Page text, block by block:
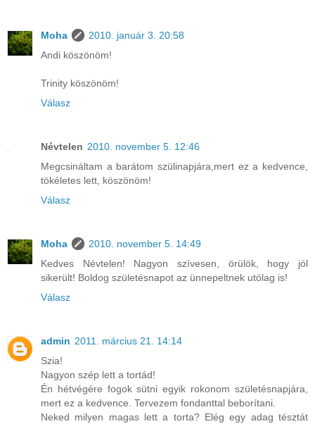
Moha
2010. január 3. 20:58
Andi köszönöm!
Trinity köszönöm!
Válasz
Névtelen 2010. november 5. 12:46
Megcsináltam a barátom szülinapjára,mert ez a kedvence,
tökéletes lett, köszönöm!
Válasz
Moha
2010. november 5. 14:49
Kedves Névtelen! Nagyon szívesen, örülök, hogy jól
sikerült! Boldog születésnapot az ünnepeltnek utólag is!
Válasz
admin 2011. március 21. 14:14
Szia!
Nagyon szép lett a tortád!
Én hétvégére fogok sütni egyik rokonom születésnapjára,
mert ez a kedvence. Tervezem fondanttal beborítani.
Neked milyen magas lett a torta? Elég egy adag tésztát